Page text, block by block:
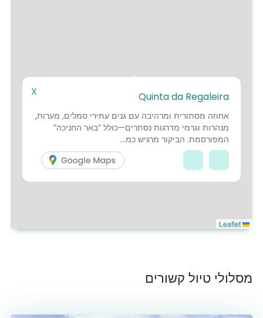
Leaflet
X Quinta da Regaleira
אחוזה מסתורית ומרהיבה עם גנים עתירי סמלים, מערות,
מנהרות וגרמי מדרגות נסתרים—כולל “באר החניכה”
המפורסמת. הביקור מרגיש כמ...
מסלולי טיול קשורים